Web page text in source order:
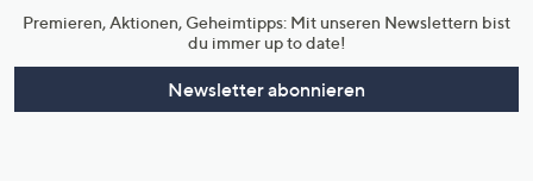
Premieren, Aktionen, Geheimtipps: Mit unseren Newslettern bist
du immer up to date!
Newsletter abonnieren